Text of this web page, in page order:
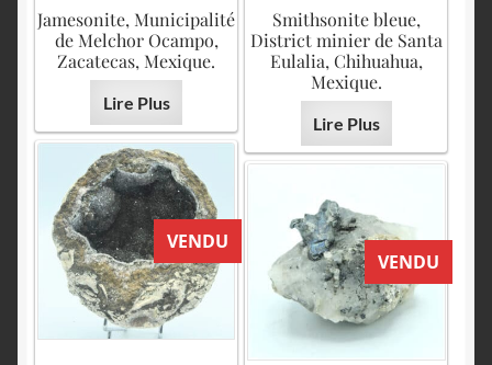
Jamesonite, Municipalité
de Melchor Ocampo,
Zacatecas, Mexique.
Lire Plus
Smithsonite bleue,
District minier de Santa
Eulalia, Chihuahua,
Mexique.
Lire Plus
VENDU
VENDU